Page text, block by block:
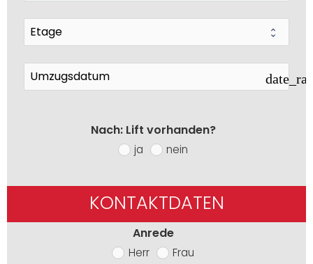
Nach: Lift vorhanden?
ja nein
KONTAKTDATEN
Anrede
Herr Frau